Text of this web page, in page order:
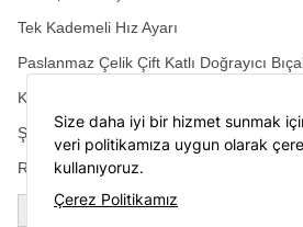
Tek Kademeli Hız Ayarı
Paslanmaz Çelik Çift Katlı Doğrayıcı
Kaymayı Önleyen Ayaklar
Şeffaf Ara Kapak
Renk:Nar
Size daha iyi bir hizmet sunmak
veri politikamıza uygun olarak
kullanıyoruz.
Çerez Politikamız